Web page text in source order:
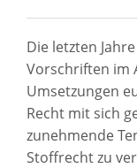
Die letzten
Vorschriften im
Umsetzungen
Recht mit sich
zunehmende
Stoffrecht zu